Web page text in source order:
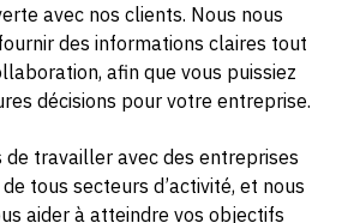
avec nos clients. Nous nous
des informations claires tout
afin que vous puissiez
décisions pour votre entreprise.
de travailler avec des entreprises
tous secteurs d’activité, et nous
aider à atteindre vos objectifs